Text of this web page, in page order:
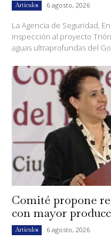
Artículos 6 agosto, 2026
La Agencia de Seguridad,
inspección al proyecto
aguas ultraprofundas del
Comité propone
con mayor
Artículos 6 agosto, 2026